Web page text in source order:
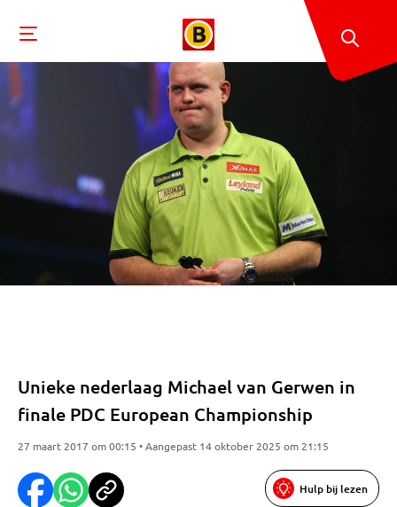
Unieke nederlaag Michael van Gerwen in
finale PDC European Championship
27 maart 2017 om 00:15 • Aangepast 14 oktober 2025 om 21:15
Hulp bij lezen